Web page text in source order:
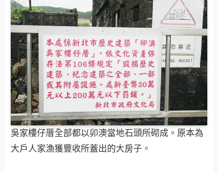
吳家樓仔厝全部都以卯澳當地石頭所砌成。原本為
大戶人家漁獲豐收所蓋出的大房子。